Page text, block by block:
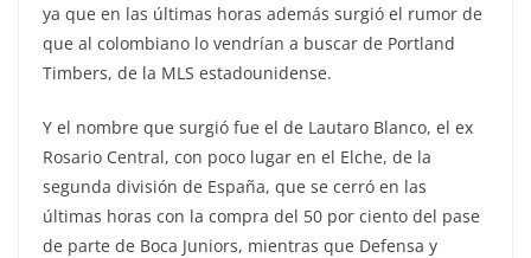
ya que en las últimas horas además surgió el rumor de
que al colombiano lo vendrían a buscar de Portland
Timbers, de la MLS estadounidense.
Y el nombre que surgió fue el de Lautaro Blanco, el ex
Rosario Central, con poco lugar en el Elche, de la
segunda división de España, que se cerró en las
últimas horas con la compra del 50 por ciento del pase
de parte de Boca Juniors, mientras que Defensa y